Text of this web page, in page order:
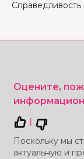
Справедливость
Оцените,
|
Поскольку мы
актуальную и